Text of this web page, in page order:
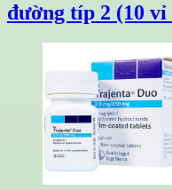
đường típ 2 (10 vỉ